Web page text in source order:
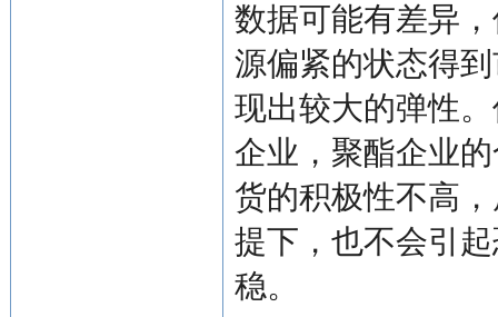
数据可能有差异
源偏紧的状态得
现出较大的弹性
企业，聚酯企业
货的积极性不高
提下，也不会引
稳。